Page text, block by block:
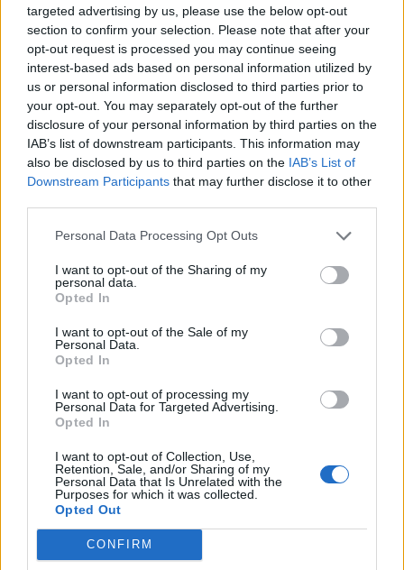
targeted advertising by us, please use the below opt-out
section to confirm your selection. Please note that after your
opt-out request is processed you may continue seeing
interest-based ads based on personal information utilized by
us or personal information disclosed to third parties prior to
your opt-out. You may separately opt-out of the further
disclosure of your personal information by third parties on the
IAB’s list of downstream participants. This information may
also be disclosed by us to third parties on the IAB’s List of
Downstream Participants that may further disclose it to other
Personal Data Processing Opt Outs
I want to opt-out of the Sharing of my
personal data.
Opted In
I want to opt-out of the Sale of my
Personal Data.
Opted In
I want to opt-out of processing my
Personal Data for Targeted Advertising.
Opted In
I want to opt-out of Collection, Use,
Retention, Sale, and/or Sharing of my
Personal Data that Is Unrelated with the
Purposes for which it was collected.
Opted Out
CONFIRM
B
R A
Z
T
A T I
Parcela, pedaço :
C
O T A
F A T I
A
Entregá-lo é desistir de tudo :
V A
L
Audácia, ousadia:
Canal de __, ficou semanas obstruído em 2021
U
O Caio que foi apresentador do GNT Fashion
__ Quebra-Barraco, funkeira carioca